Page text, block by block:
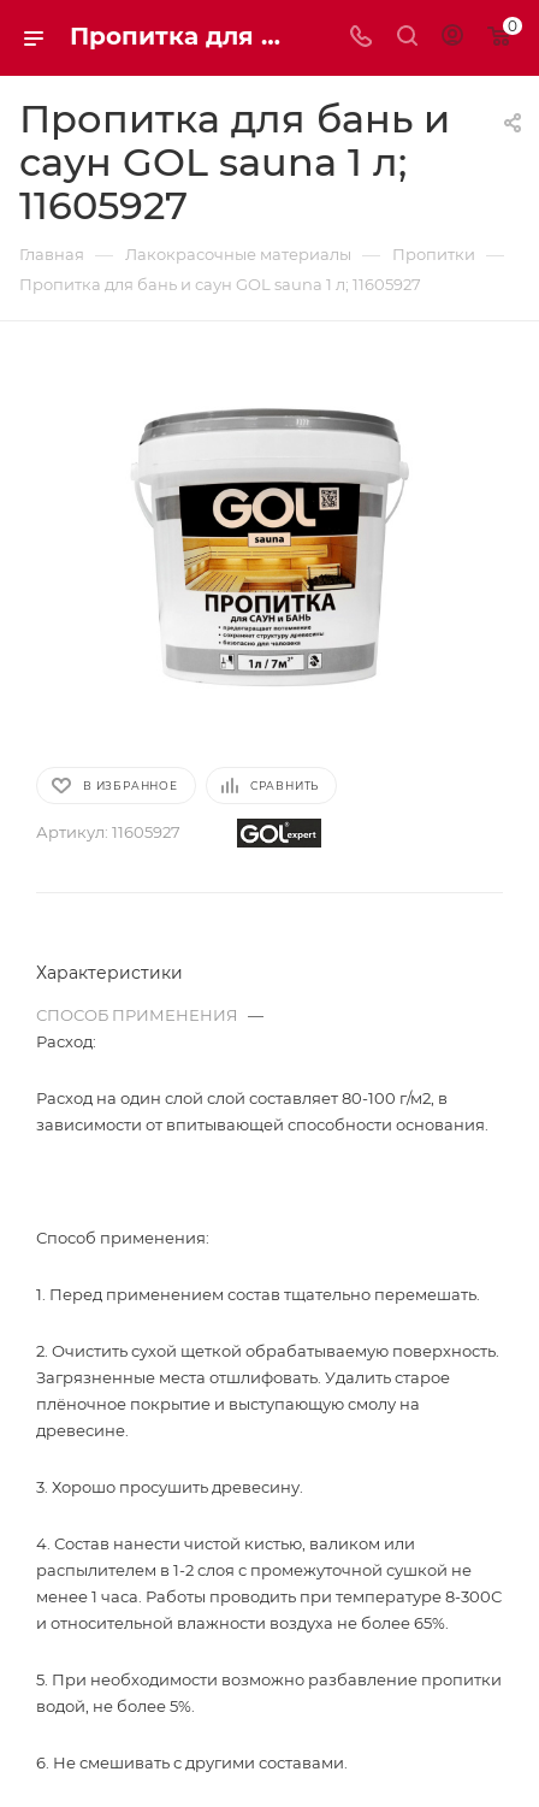
Пропитка для бань и саун GOL sauna 1 л 11605927 | Мaxim-stroy 0
Пропитка для бань и
саун GOL sauna 1 л;
11605927
Главная — Лакокрасочные материалы — Пропитки —
Пропитка для бань и саун GOL sauna 1 л; 11605927
В ИЗБРАННОЕ СРАВНИТЬ
Артикул: 11605927
Характеристики
СПОСОБ ПРИМЕНЕНИЯ
—
Расход:
Расход на один слой слой составляет 80-100 г/м2, в
зависимости от впитывающей способности основания.
Способ применения:
1. Перед применением состав тщательно перемешать.
2. Очистить сухой щеткой обрабатываемую поверхность.
Загрязненные места отшлифовать. Удалить старое
плёночное покрытие и выступающую смолу на
древесине.
3. Хорошо просушить древесину.
4. Состав нанести чистой кистью, валиком или
распылителем в 1-2 слоя с промежуточной сушкой не
менее 1 часа. Работы проводить при температуре 8-300С
и относительной влажности воздуха не более 65%.
5. При необходимости возможно разбавление пропитки
водой, не более 5%.
6. Не смешивать с другими составами.